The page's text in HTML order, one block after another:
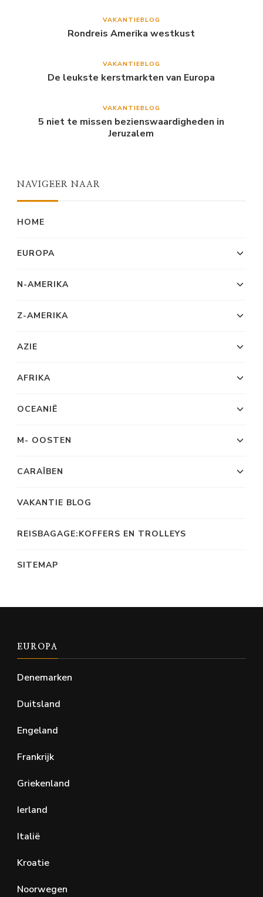
VAKANTIEBLOG
Rondreis Amerika westkust
VAKANTIEBLOG
De leukste kerstmarkten van Europa
VAKANTIEBLOG
5 niet te missen bezienswaardigheden in
Jeruzalem
NAVIGEER NAAR
HOME
EUROPA
N-AMERIKA
Z-AMERIKA
AZIE
AFRIKA
OCEANIË
M- OOSTEN
CARAÏBEN
VAKANTIE BLOG
REISBAGAGE:KOFFERS EN TROLLEYS
SITEMAP
EUROPA
Denemarken
Duitsland
Engeland
Frankrijk
Griekenland
Ierland
Italië
Kroatie
Noorwegen